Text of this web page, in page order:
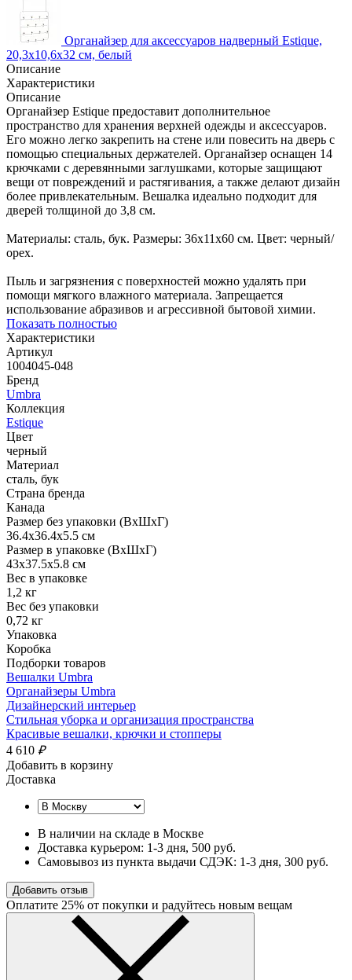
Органайзер для аксессуаров надверный Estique,
20,3x10,6x32 см, белый
Описание
Характеристики
Описание
Органайзер Estique предоставит дополнительное
пространство для хранения верхней одежды и аксессуаров.
Его можно легко закрепить на стене или повесить на дверь с
помощью специальных держателей. Органайзер оснащен 14
крючками с деревянными заглушками, которые защищают
вещи от повреждений и растягивания, а также делают дизайн
более привлекательным. Вешалка идеально подходит для
дверей толщиной до 3,8 см.
Материалы: сталь, бук. Размеры: 36х11х60 см. Цвет: черный/
орех.
Пыль и загрязнения с поверхностей можно удалять при
помощи мягкого влажного материала. Запрещается
использование абразивов и агрессивной бытовой химии.
Показать полностью
Характеристики
Артикул
1004045-048
Бренд
Umbra
Коллекция
Estique
Цвет
черный
Материал
сталь, бук
Страна бренда
Канада
Размер без упаковки (ВхШхГ)
36.4x36.4x5.5 см
Размер в упаковке (ВхШхГ)
43x37.5x5.8 см
Вес в упаковке
1,2 кг
Вес без упаковки
0,72 кг
Упаковка
Коробка
Подборки товаров
Вешалки Umbra
Органайзеры Umbra
Дизайнерский интерьер
Стильная уборка и организация пространства
Красивые вешалки, крючки и стопперы
4 610 ₽
Добавить в корзину
Доставка
В наличии на складе в Москве
Доставка курьером: 1-3 дня, 500 руб.
Самовывоз из пункта выдачи СДЭК: 1-3 дня, 300 руб.
Добавить отзыв
Оплатите 25% от покупки и радуйтесь новым вещам